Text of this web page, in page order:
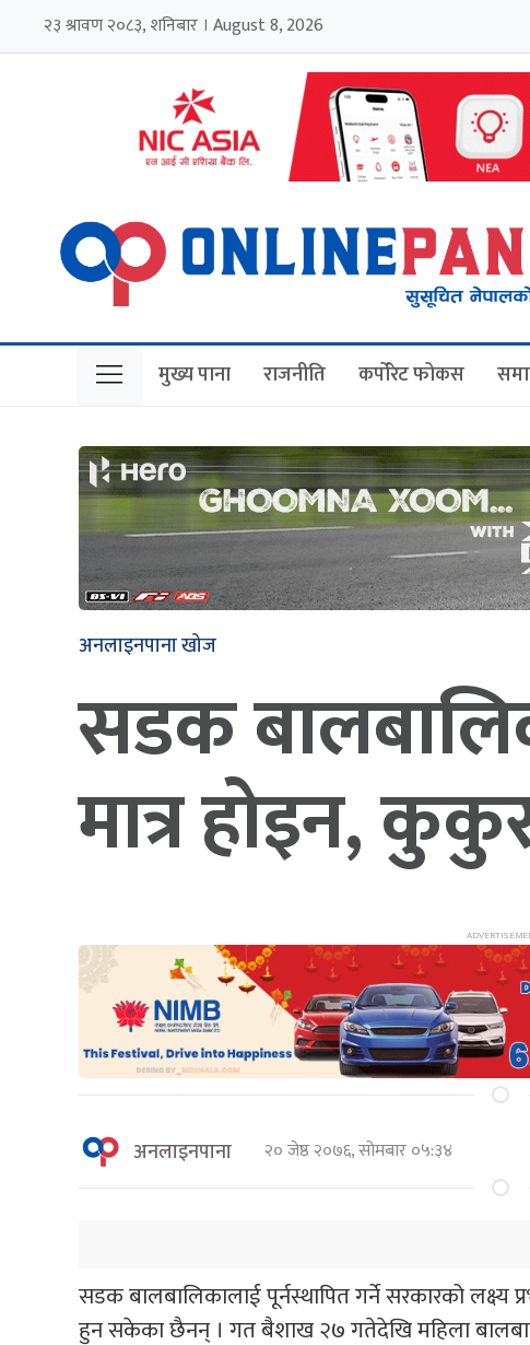
२३ श्रावण २०८३, शनिबार । August 8, 2026
मुख्य पाना राजनीति कर्पोरेट फोकस
अनलाइनपाना खोज
सडक
मात्र होइन,
अनलाइनपाना २० जेष्ठ २०७६, सोमबार ०५:३४
सडक बालबालिकालाई पूर्नस्थापित गर्ने सरकारको लक्ष्य
हुन सकेका छैनन् । गत बैशाख २७ गतेदेखि महिला